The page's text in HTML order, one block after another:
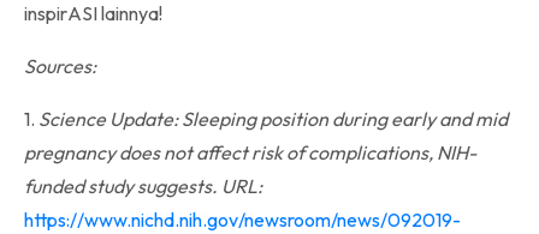
inspirASI lainnya!
Sources:
1. Science Update: Sleeping position during early and mid
pregnancy does not affect risk of complications, NIH-
funded study suggests. URL:
https://www.nichd.nih.gov/newsroom/news/092019-